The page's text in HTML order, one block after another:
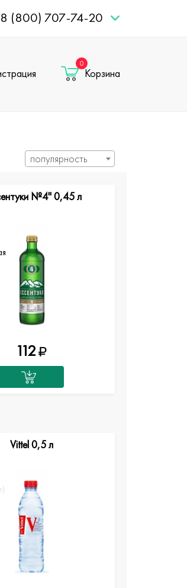
8 (800) 707-74-20
0
Корзина
популярность
№4" 0,45 л
112
Vittel 0,5 л